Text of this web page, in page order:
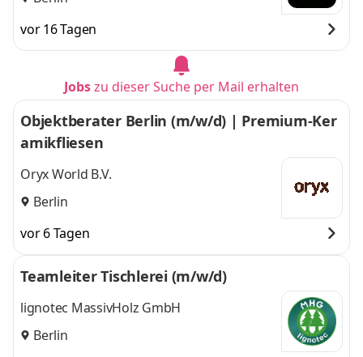
vor 16 Tagen
Jobszu dieser Suche per Mail erhalten
Objektberater Berlin (m/w/d) | Premium-Ker
amikfliesen
Oryx World B.V.
Berlin
vor 6 Tagen
Teamleiter Tischlerei (m/w/d)
lignotec MassivHolz GmbH
Berlin